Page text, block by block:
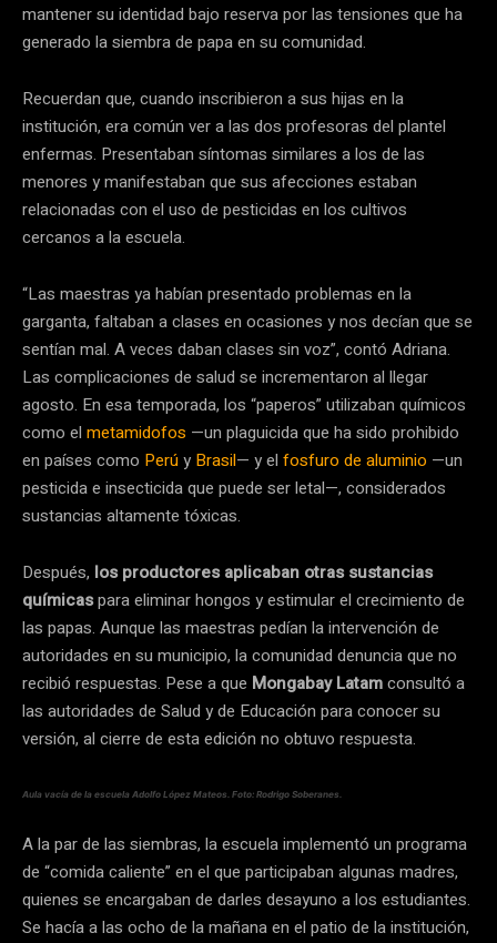
mantener su identidad bajo reserva por las tensiones que ha
generado la siembra de papa en su comunidad.
Recuerdan que, cuando inscribieron a sus hijas en la
institución, era común ver a las dos profesoras del plantel
enfermas. Presentaban síntomas similares a los de las
menores y manifestaban que sus afecciones estaban
relacionadas con el uso de pesticidas en los cultivos
cercanos a la escuela.
“Las maestras ya habían presentado problemas en la
garganta, faltaban a clases en ocasiones y nos decían que se
sentían mal. A veces daban clases sin voz”, contó Adriana.
Las complicaciones de salud se incrementaron al llegar
agosto. En esa temporada, los “paperos” utilizaban químicos
como el metamidofos —un plaguicida que ha sido prohibido
en países como Perúy Brasil— y el fosfuro de aluminio —un
pesticida e insecticida que puede ser letal—, considerados
sustancias altamente tóxicas.
Después, los productores aplicaban otras sustancias
químicaspara eliminar hongos y estimular el crecimiento de
las papas. Aunque las maestras pedían la intervención de
autoridades en su municipio, la comunidad denuncia que no
recibió respuestas. Pese a que Mongabay Latamconsultó a
las autoridades de Salud y de Educación para conocer su
versión, al cierre de esta edición no obtuvo respuesta.
Aula vacía de la escuela Adolfo López Mateos. Foto: Rodrigo Soberanes.
A la par de las siembras, la escuela implementó un programa
de “comida caliente” en el que participaban algunas madres,
quienes se encargaban de darles desayuno a los estudiantes.
Se hacía a las ocho de la mañana en el patio de la institución,